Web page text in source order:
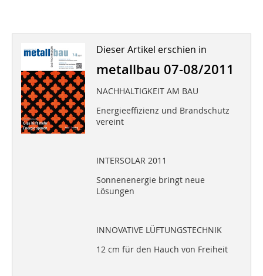
Dieser Artikel erschien in
metallbau 07-08/2011
NACHHALTIGKEIT AM BAU
Energieeffizienz und Brandschutz
vereint
INTERSOLAR 2011
Sonnenenergie bringt neue
Lösungen
INNOVATIVE LÜFTUNGSTECHNIK
12 cm für den Hauch von Freiheit